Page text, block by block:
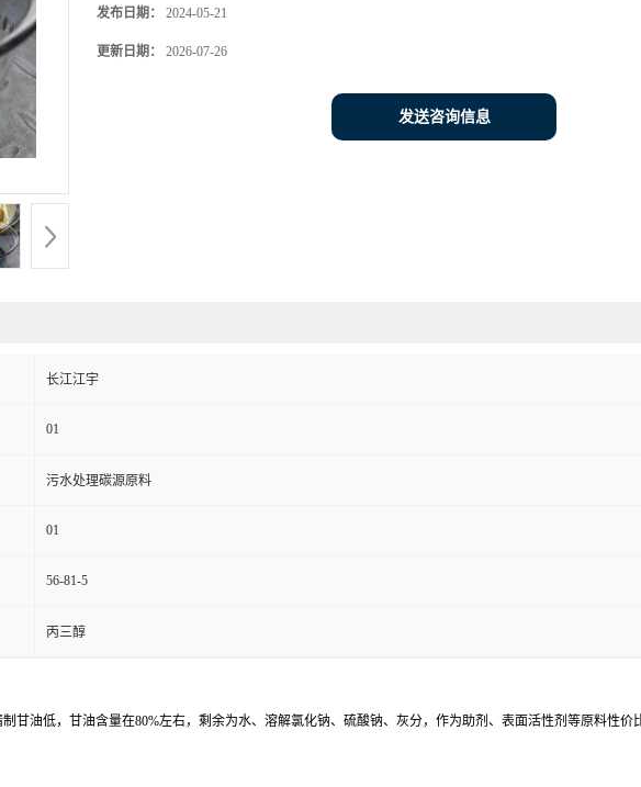
发布日期： 2024-05-21
更新日期： 2026-07-26
发送咨询信息
长江江宇
01
污水处理碳源原料
01
56-81-5
丙三醇
甘油低，甘油含量在80%左右，剩余为水、溶解氯化钠、硫酸钠、灰分，作为助剂、表面活性剂等原料性价